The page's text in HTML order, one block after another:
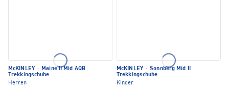
McKINLEY · Maine II Mid AQB
Trekkingschuhe
Herren
McKINLEY · Sonnberg Mid II
Trekkingschuhe
Kinder